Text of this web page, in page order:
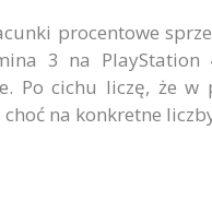
procentowe
3 na
Po cichu liczę, że
na konkretne